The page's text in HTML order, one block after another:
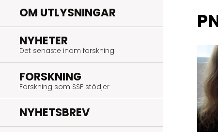
OM UTLYSNINGAR
NYHETER
Det senaste inom forskning
FORSKNING
Forskning som SSF stödjer
NYHETSBREV